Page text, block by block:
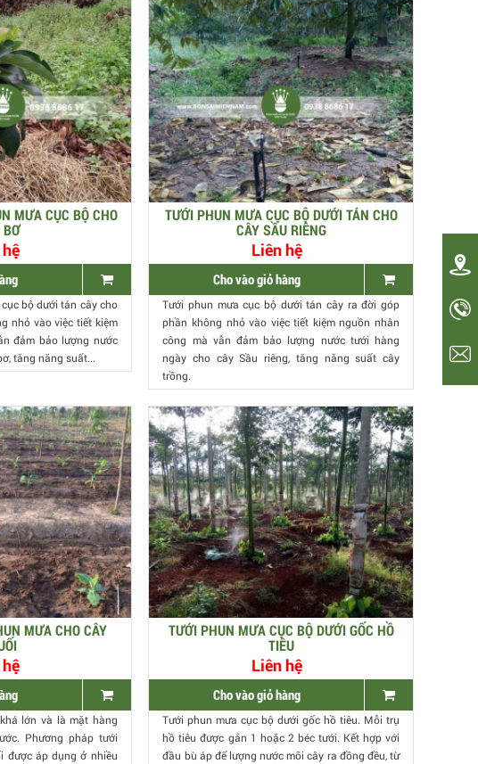
MƯA CỤC BỘ CHO
BƠ
bộ dưới tán cây cho
nhỏ vào việc tiết kiệm
đảm bảo lượng nước
tăng năng suất...
TƯỚI PHUN MƯA CỤC BỘ DƯỚI TÁN CHO
CÂY SẦU RIÊNG
Liên hệ
Cho vào giỏ hàng
Tưới phun mưa cục bộ dưới tán cây ra đời góp
phần không nhỏ vào việc tiết kiệm nguồn nhân
công mà vẫn đảm bảo lượng nước tưới hàng
ngày cho cây Sầu riêng, tăng năng suất cây
trồng.
MƯA CHO CÂY
lớn và là mặt hàng
Phương pháp tưới
được áp dụng ở nhiều
TƯỚI PHUN MƯA CỤC BỘ DƯỚI GỐC HỒ
TIÊU
Liên hệ
Cho vào giỏ hàng
Tưới phun mưa cục bộ dưới gốc hồ tiêu. Mỗi trụ
hồ tiêu được gắn 1 hoặc 2 béc tưới. Kết hợp với
đầu bù áp để lượng nước mõi cây ra đồng đều, từ